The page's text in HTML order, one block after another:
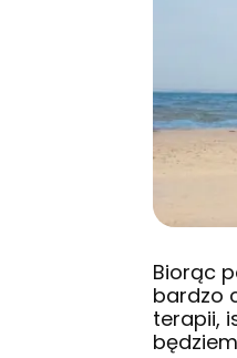
Biorąc
bardzo
terapii,